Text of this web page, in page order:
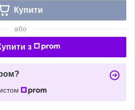
Купити
або
з